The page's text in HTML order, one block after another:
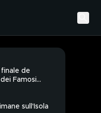
finale de
Famosi
sull'Isola